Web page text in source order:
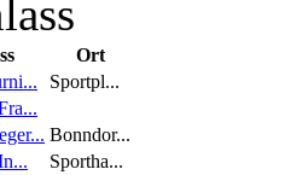
Ort
Sportpl...
Bonndor...
Sportha...